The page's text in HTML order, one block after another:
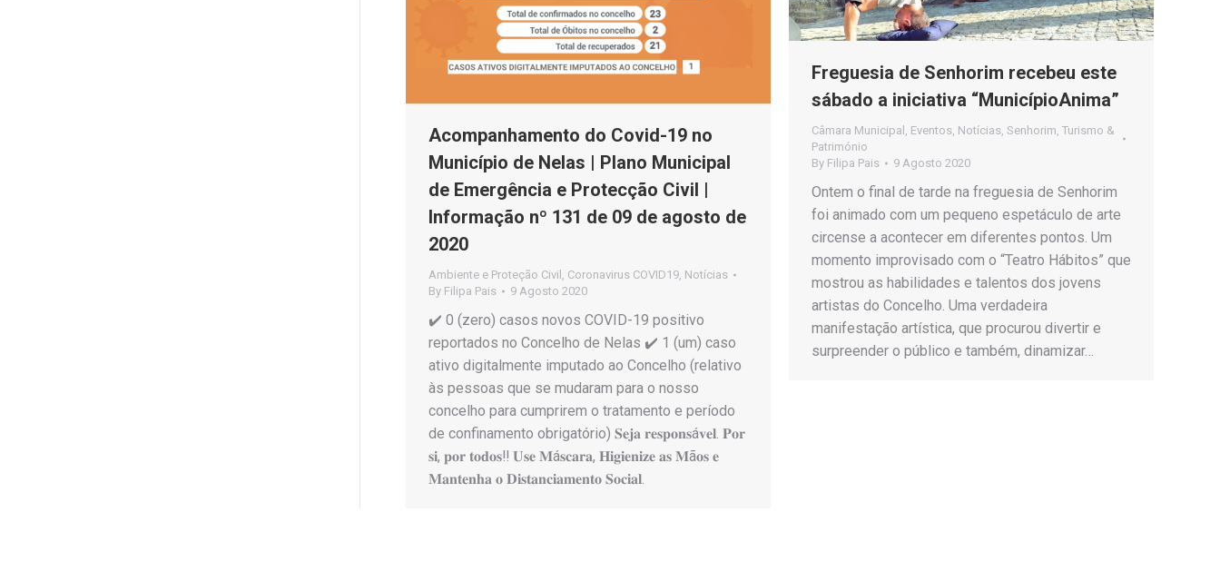
Acompanhamento do Covid-19 no
Município de Nelas | Plano Municipal
de Emergência e Protecção Civil |
Informação nº 131 de 09 de agosto de
2020
Ambiente e Proteção Civil , Coronavirus COVID19, Notícias
By Filipa Pais 9 Agosto 2020
✔️ 0 (zero) casos novos COVID-19 positivo
reportados no Concelho de Nelas ✔️ 1 (um) caso
ativo digitalmente imputado ao Concelho (relativo
às pessoas que se mudaram para o nosso
concelho para cumprirem o tratamento e período
de confinamento obrigatório) 𝐒𝐞𝐣𝐚 𝐫𝐞𝐬𝐩𝐨𝐧𝐬á𝐯𝐞𝐥. 𝐏𝐨𝐫
𝐬𝐢, 𝐩𝐨𝐫 𝐭𝐨𝐝𝐨𝐬‼️ 𝐔𝐬𝐞 𝐌á𝐬𝐜𝐚𝐫𝐚, 𝐇𝐢𝐠𝐢𝐞𝐧𝐢𝐳𝐞 𝐚𝐬 𝐌ã𝐨𝐬 𝐞
𝐌𝐚𝐧𝐭𝐞𝐧𝐡𝐚 𝐨 𝐃𝐢𝐬𝐭𝐚𝐧𝐜𝐢𝐚𝐦𝐞𝐧𝐭𝐨 𝐒𝐨𝐜𝐢𝐚𝐥.
Freguesia de Senhorim recebeu este
sábado a iniciativa “MunicípioAnima”
Câmara Municipal Eventos Notícias Senhorim Turismo &
Património
By Filipa Pais 9 Agosto 2020
Ontem o final de tarde na freguesia de Senhorim
foi animado com um pequeno espetáculo de arte
circense a acontecer em diferentes pontos. Um
momento improvisado com o “Teatro Hábitos” que
mostrou as habilidades e talentos dos jovens
artistas do Concelho. Uma verdadeira
manifestação artística, que procurou divertir e
surpreender o público e também, dinamizar…